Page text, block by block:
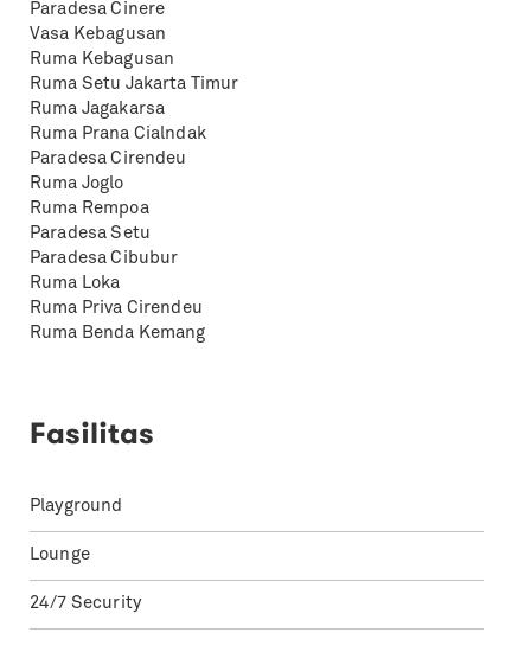
Paradesa Cinere
Vasa Kebagusan
Ruma Kebagusan
Ruma Setu Jakarta Timur
Ruma Jagakarsa
Ruma Prana Cialndak
Paradesa Cirendeu
Ruma Joglo
Ruma Rempoa
Paradesa Setu
Paradesa Cibubur
Ruma Loka
Ruma Priva Cirendeu
Ruma Benda Kemang
Fasilitas
Playground
Lounge
24/7 Security